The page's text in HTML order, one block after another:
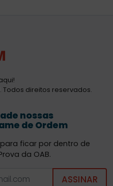
Todos direitos reservados.
nossas
de Ordem
ficar por dentro de
da OAB.
ASSINAR